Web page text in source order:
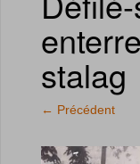
stalag
← Précédent